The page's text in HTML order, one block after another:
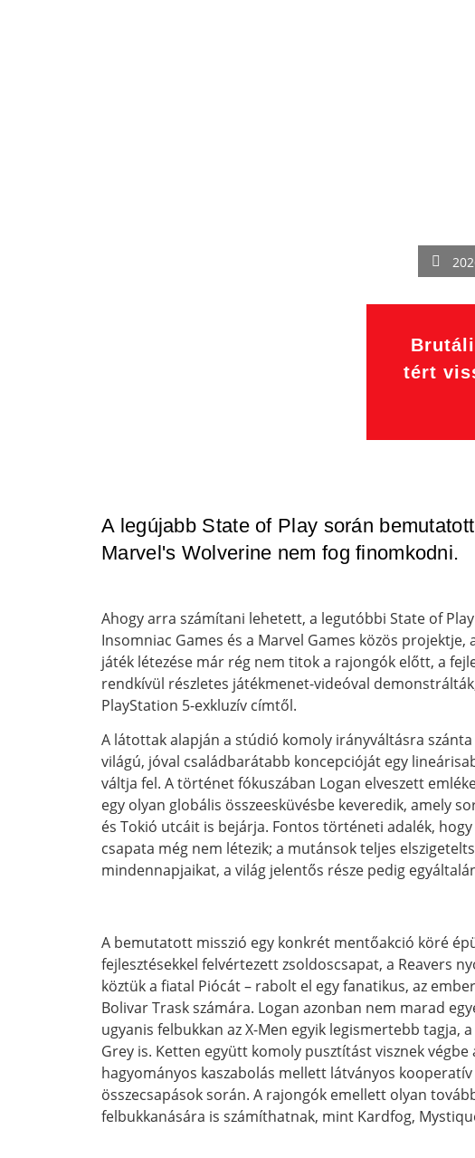
tért
A legújabb State of Play során
Marvel's Wolverine nem fog finomkodni.
Ahogy arra számítani lehetett, a legutóbbi State of
Insomniac Games és a Marvel Games közös projektje,
játék létezése már rég nem titok a rajongók előtt, a
rendkívül részletes játékmenet-videóval
PlayStation 5-exkluzív címtől.
A látottak alapján a stúdió komoly irányváltásra
világú, jóval családbarátabb koncepcióját egy
váltja fel. A történet fókuszában Logan elveszett
egy olyan globális összeesküvésbe keveredik, amely
és Tokió utcáit is bejárja. Fontos történeti adalék,
csapata még nem létezik; a mutánsok teljes
mindennapjaikat, a világ jelentős része pedig
A bemutatott misszió egy konkrét mentőakció köré
fejlesztésekkel felvértezett zsoldoscsapat, a Reavers
köztük a fiatal Piócát – rabolt el egy fanatikus, az
Bolivar Trask számára. Logan azonban nem marad
ugyanis felbukkan az X-Men egyik legismertebb tagja,
Grey is. Ketten együtt komoly pusztítást visznek
hagyományos kaszabolás mellett látványos
összecsapások során. A rajongók emellett olyan
felbukkanására is számíthatnak, mint Kardfog,